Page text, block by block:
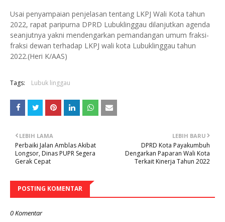
Usai penyampaian penjelasan tentang LKPJ Wali Kota tahun
2022, rapat paripurna DPRD Lubuklinggau dilanjutkan agenda
seanjutnya yakni mendengarkan pemandangan umum fraksi-
fraksi dewan terhadap LKPJ wali kota Lubuklinggau tahun
2022.(Heri K/AAS)
Tags: Lubuk linggau
LEBIH BARU
DPRD Kota Payakumbuh
Dengarkan Paparan Wali Kota
Terkait Kinerja Tahun 2022
LEBIH LAMA
Perbaiki Jalan Amblas Akibat
Longsor, Dinas PUPR Segera
Gerak Cepat
POSTING KOMENTAR
0 Komentar